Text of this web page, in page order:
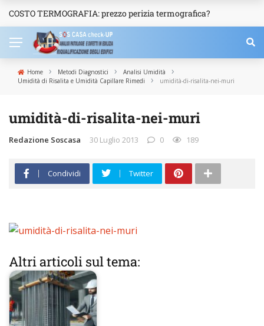
NEWS
COSTO TERMOGRAFIA: prezzo perizia termografica?
Home › Metodi Diagnostici › Analisi Umidità ›
Umidità di Risalita e Umidità Capillare Rimedi › umidità-di-risalita-nei-muri
umidità-di-risalita-nei-muri
Redazione Soscasa 30 Luglio 2013 0 189
Condividi Twitter
Altri articoli sul tema: